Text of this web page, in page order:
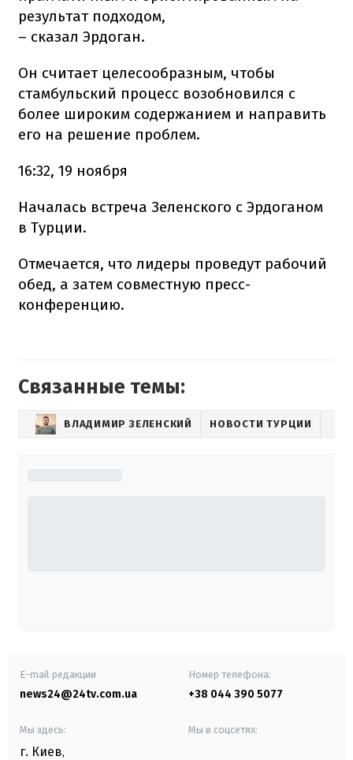
результат подходом,
– сказал Эрдоган.
Он считает целесообразным, чтобы
стамбульский процесс возобновился с
более широким содержанием и направить
его на решение проблем.
16:32, 19 ноября
Началась встреча Зеленского с Эрдоганом
в Турции.
Отмечается, что лидеры проведут рабочий
обед, а затем совместную пресс-
конференцию.
Связанные темы:
ВЛАДИМИР ЗЕЛЕНСКИЙ НОВОСТИ ТУРЦИИ
E-mail редакции
news24@24tv.com.ua
Номер телефона:
+38 044 390 5077
Мы здесь:
г. Киев,
Мы в соцсетях: